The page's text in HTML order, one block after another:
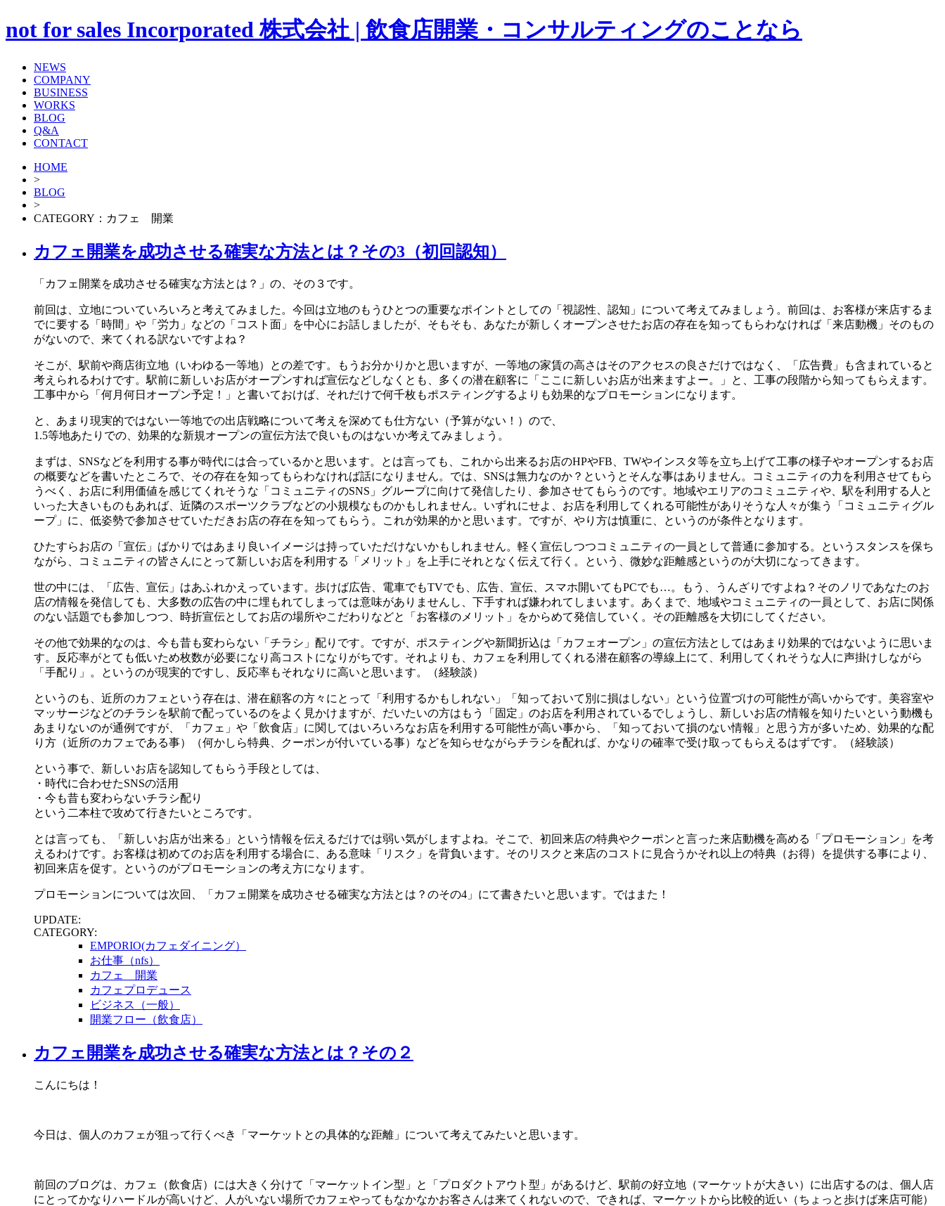
not for sales Incorporated 株式会社 | 飲食店開業・コンサルティングのことなら
NEWS
COMPANY
BUSINESS
WORKS
BLOG
Q&A
CONTACT
HOME
>
BLOG
>
CATEGORY：カフェ 開業
カフェ開業を成功させる確実な方法とは？その3（初回認知）
「カフェ開業を成功させる確実な方法とは？」の、その３です。
前回は、立地についていろいろと考えてみました。今回は立地のもうひとつの重要なポイントとしての「視認性、認知」について考えてみましょう。前回は、お客様が来店するま
でに要する「時間」や「労力」などの「コスト面」を中心にお話しましたが、そもそも、あなたが新しくオープンさせたお店の存在を知ってもらわなければ「来店動機」そのもの
がないので、来てくれる訳ないですよね？
そこが、駅前や商店街立地（いわゆる一等地）との差です。もうお分かりかと思いますが、一等地の家賃の高さはそのアクセスの良さだけではなく、「広告費」も含まれていると
考えられるわけです。駅前に新しいお店がオープンすれば宣伝などしなくとも、多くの潜在顧客に「ここに新しいお店が出来ますよー。」と、工事の段階から知ってもらえます。
工事中から「何月何日オープン予定！」と書いておけば、それだけで何千枚もポスティングするよりも効果的なプロモーションになります。
と、あまり現実的ではない一等地での出店戦略について考えを深めても仕方ない（予算がない！）ので、
1.5等地あたりでの、効果的な新規オープンの宣伝方法で良いものはないか考えてみましょう。
まずは、SNSなどを利用する事が時代には合っているかと思います。とは言っても、これから出来るお店のHPやFB、TWやインスタ等を立ち上げて工事の様子やオープンするお店
の概要などを書いたところで、その存在を知ってもらわなければ話になりません。では、SNSは無力なのか？というとそんな事はありません。コミュニティの力を利用させてもら
うべく、お店に利用価値を感じてくれそうな「コミュニティのSNS」グループに向けて発信したり、参加させてもらうのです。地域やエリアのコミュニティや、駅を利用する人と
いった大きいものもあれば、近隣のスポーツクラブなどの小規模なものかもしれません。いずれにせよ、お店を利用してくれる可能性がありそうな人々が集う「コミュニティグル
ープ」に、低姿勢で参加させていただきお店の存在を知ってもらう。これが効果的かと思います。ですが、やり方は慎重に、というのが条件となります。
ひたすらお店の「宣伝」ばかりではあまり良いイメージは持っていただけないかもしれません。軽く宣伝しつつコミュニティの一員として普通に参加する。というスタンスを保ち
ながら、コミュニティの皆さんにとって新しいお店を利用する「メリット」を上手にそれとなく伝えて行く。という、微妙な距離感というのが大切になってきます。
世の中には、「広告、宣伝」はあふれかえっています。歩けば広告、電車でもTVでも、広告、宣伝、スマホ開いてもPCでも…。もう、うんざりですよね？そのノリであなたのお
店の情報を発信しても、大多数の広告の中に埋もれてしまっては意味がありませんし、下手すれば嫌われてしまいます。あくまで、地域やコミュニティの一員として、お店に関係
のない話題でも参加しつつ、時折宣伝としてお店の場所やこだわりなどと「お客様のメリット」をからめて発信していく。その距離感を大切にしてください。
その他で効果的なのは、今も昔も変わらない「チラシ」配りです。ですが、ポスティングや新聞折込は「カフェオープン」の宣伝方法としてはあまり効果的ではないように思いま
す。反応率がとても低いため枚数が必要になり高コストになりがちです。それよりも、カフェを利用してくれる潜在顧客の導線上にて、利用してくれそうな人に声掛けしながら
「手配り」。というのが現実的ですし、反応率もそれなりに高いと思います。（経験談）
というのも、近所のカフェという存在は、潜在顧客の方々にとって「利用するかもしれない」「知っておいて別に損はしない」という位置づけの可能性が高いからです。美容室や
マッサージなどのチラシを駅前で配っているのをよく見かけますが、だいたいの方はもう「固定」のお店を利用されているでしょうし、新しいお店の情報を知りたいという動機も
あまりないのが通例ですが、「カフェ」や「飲食店」に関してはいろいろなお店を利用する可能性が高い事から、「知っておいて損のない情報」と思う方が多いため、効果的な配
り方（近所のカフェである事）（何かしら特典、クーポンが付いている事）などを知らせながらチラシを配れば、かなりの確率で受け取ってもらえるはずです。（経験談）
という事で、新しいお店を認知してもらう手段としては、
・時代に合わせたSNSの活用
・今も昔も変わらないチラシ配り
という二本柱で攻めて行きたいところです。
とは言っても、「新しいお店が出来る」という情報を伝えるだけでは弱い気がしますよね。そこで、初回来店の特典やクーポンと言った来店動機を高める「プロモーション」を考
えるわけです。お客様は初めてのお店を利用する場合に、ある意味「リスク」を背負います。そのリスクと来店のコストに見合うかそれ以上の特典（お得）を提供する事により、
初回来店を促す。というのがプロモーションの考え方になります。
プロモーションについては次回、「カフェ開業を成功させる確実な方法とは？のその4」にて書きたいと思います。ではまた！
UPDATE:
CATEGORY:
EMPORIO(カフェダイニング）
お仕事（nfs）
カフェ 開業
カフェプロデュース
ビジネス（一般）
開業フロー（飲食店）
カフェ開業を成功させる確実な方法とは？その２
こんにちは！
今日は、個人のカフェが狙って行くべき「マーケットとの具体的な距離」について考えてみたいと思います。
前回のブログは、カフェ（飲食店）には大きく分けて「マーケットイン型」と「プロダクトアウト型」があるけど、駅前の好立地（マーケットが大きい）に出店するのは、個人店
にとってかなりハードルが高いけど、人がいない場所でカフェやってもなかなかお客さんは来てくれないので、できれば、マーケットから比較的近い（ちょっと歩けば来店可能）